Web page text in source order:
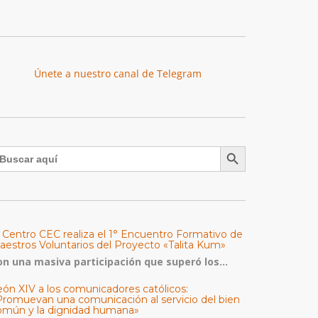
Únete a nuestro canal de Telegram
Botón de búsqueda
Centro CEC realiza el 1° Encuentro Formativo de
Voluntarios del Proyecto «Talita Kum»
una masiva participación que superó los...
XIV a los comunicadores católicos:
una comunicación al servicio del bien
y la dignidad humana»